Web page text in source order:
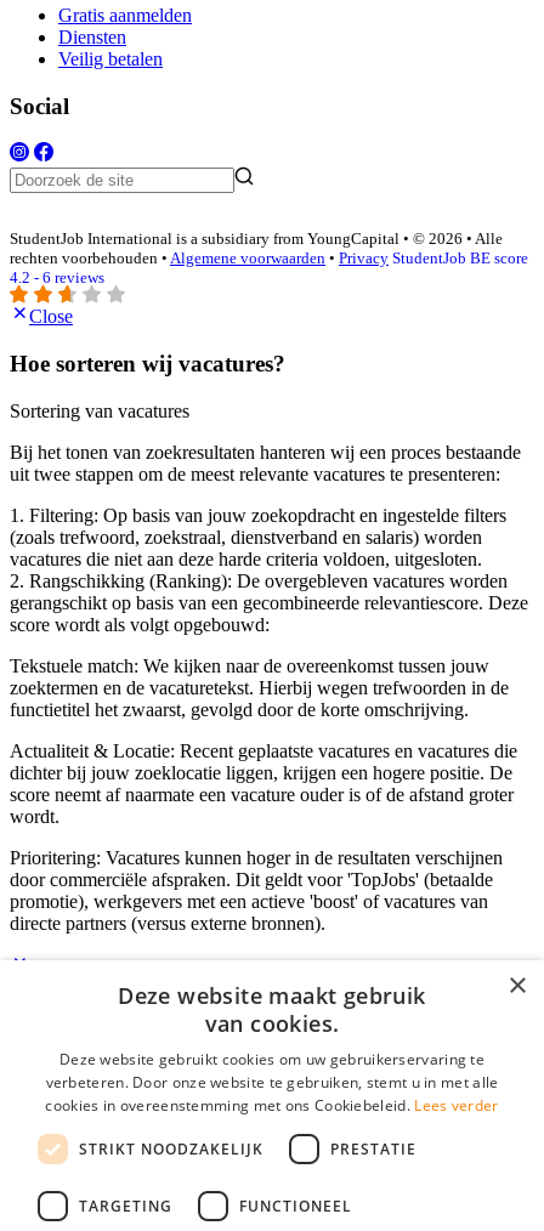
Gratis aanmelden
Diensten
Veilig betalen
Social
StudentJob International is a subsidiary from YoungCapital • © 2026 • Alle
rechten voorbehouden • Algemene voorwaarden • Privacy StudentJob BE score
4.2 - 6 reviews
Close
Hoe sorteren wij vacatures?
Sortering van vacatures
Bij het tonen van zoekresultaten hanteren wij een proces bestaande
uit twee stappen om de meest relevante vacatures te presenteren:
1. Filtering: Op basis van jouw zoekopdracht en ingestelde filters
(zoals trefwoord, zoekstraal, dienstverband en salaris) worden
vacatures die niet aan deze harde criteria voldoen, uitgesloten.
2. Rangschikking (Ranking): De overgebleven vacatures worden
gerangschikt op basis van een gecombineerde relevantiescore. Deze
score wordt als volgt opgebouwd:
Tekstuele match: We kijken naar de overeenkomst tussen jouw
zoektermen en de vacaturetekst. Hierbij wegen trefwoorden in de
functietitel het zwaarst, gevolgd door de korte omschrijving.
Actualiteit & Locatie: Recent geplaatste vacatures en vacatures die
dichter bij jouw zoeklocatie liggen, krijgen een hogere positie. De
score neemt af naarmate een vacature ouder is of de afstand groter
wordt.
Prioritering: Vacatures kunnen hoger in de resultaten verschijnen
door commerciële afspraken. Dit geldt voor 'TopJobs' (betaalde
promotie), werkgevers met een actieve 'boost' of vacatures van
directe partners (versus externe bronnen).
E-mail*
Wachtwoord
login gegevens onthouden
login
×
Deze website maakt gebruik
van cookies.
Deze website gebruikt cookies om uw gebruikerservaring te
verbeteren. Door onze website te gebruiken, stemt u in met alle
cookies in overeenstemming met ons Cookiebeleid. Lees verder
STRIKT NOODZAKELIJK PRESTATIE
TARGETING FUNCTIONEEL